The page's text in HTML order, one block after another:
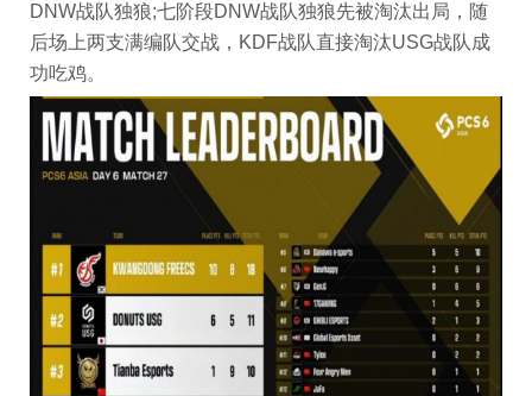
DNW战队独狼;七阶段DNW战队独狼先被淘汰出局，随
后场上两支满编队交战，KDF战队直接淘汰USG战队成
功吃鸡。